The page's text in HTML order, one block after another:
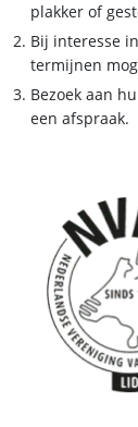
plakker of
Bij interesse
termijnen
Bezoek aan
een afspraak.